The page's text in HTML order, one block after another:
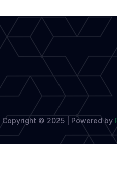
Copyright © 2025 | Powered by